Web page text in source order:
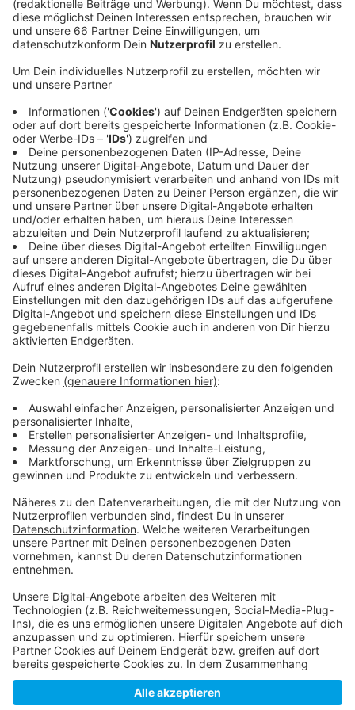
Anzeige
Landeshauptstadt: "Wir haben keine Firmen
beauftragt, diese Untersuchungen auszuführen." Wer
sich unsicher ist, sollte sich telefonisch bei der Stadt
melden.
Anzeige
Weitere Infos und Links zum Thema:
Anzeige
Wer sich unsicher ist, sollte diese Nummer bei der
Stadt anrufen:
0211-8922722
Die Meldung der Stadt
Hier informiert der Weiße Ring
Anzeige
Anzeige